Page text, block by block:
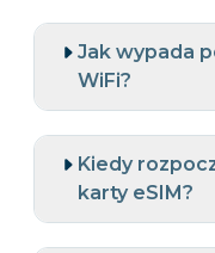
Jak wypada
WiFi?
Kiedy
karty eSIM?